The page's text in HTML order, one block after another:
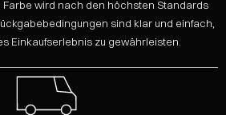
Farbe wird nach den höchsten Standards
sind klar und einfach,
Einkaufserlebnis zu gewährleisten.